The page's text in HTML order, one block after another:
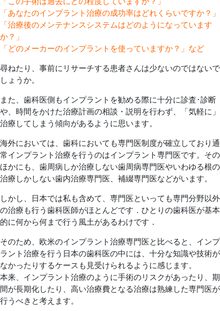
「あなたのインプラント治療の成功率はどれくらいですか？」
「治療後のメンテナンスシステムはどのようになっています
か？」
「どのメーカーのインプラントを使っていますか？」など
尋ねたり、事前にリサーチする患者さんは少ないのではないで
しょうか。
また、歯科医側もインプラントを勧める際に十分に診査･診断
や、時間をかけた治療計画の相談・説明を行わず、「気軽に」
治療してしまう傾向があるように思います。
海外においては、歯科においても専門医制度が確立しており通
常インプラント治療を行うのはインプラント専門医です。その
ほかにも、歯周病しか治療しない歯周病専門医やいわゆる根の
治療しかしない歯内治療専門医、補綴専門医などがいます。
しかし、日本では私も含めて、専門医といっても専門分野以外
の治療も行う歯科医師がほとんどです．ひとりの歯科医が基本
的に何から何まで行う風土があるわけです．
そのため、欧米のインプラント治療専門医と比べると、インプ
ラント治療を行う日本の歯科医の中には、十分な知識や技術が
なかったりするケースも見受けられるように感じます。
本来、インプラント治療のように手術のリスクがあったり、期
間が長期化したり、高い治療費となる治療は熟練した専門医が
行うべきと考えます。